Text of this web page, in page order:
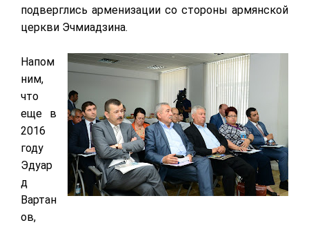
подверглись арменизации со стороны армянской
церкви Эчмиадзина.
Напом
ним,
что
еще в
2016
году
Эдуар
д
Вартан
ов,